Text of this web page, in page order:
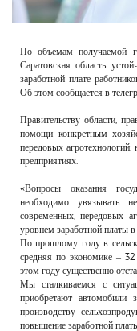
По объемам получаемой
Саратовская область
заработной плате
Об этом сообщается в
Правительству области,
помощи конкретным
передовых агротехнологий,
предприятиях.
«Вопросы оказания
необходимо увязывать
современных, передовых
уровнем заработной платы в
По прошлому году в
средняя по экономике – 32
этом году существенно
Мы сталкиваемся с
приобретают
производству
повышение заработной